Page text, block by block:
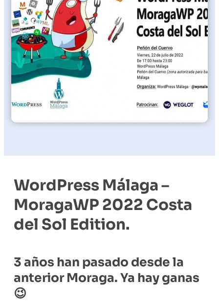
WordPress Málaga –
MoragaWP 2022 Costa
del Sol Edition.
3 años han pasado desde la
anterior Moraga. Ya hay ganas
😉